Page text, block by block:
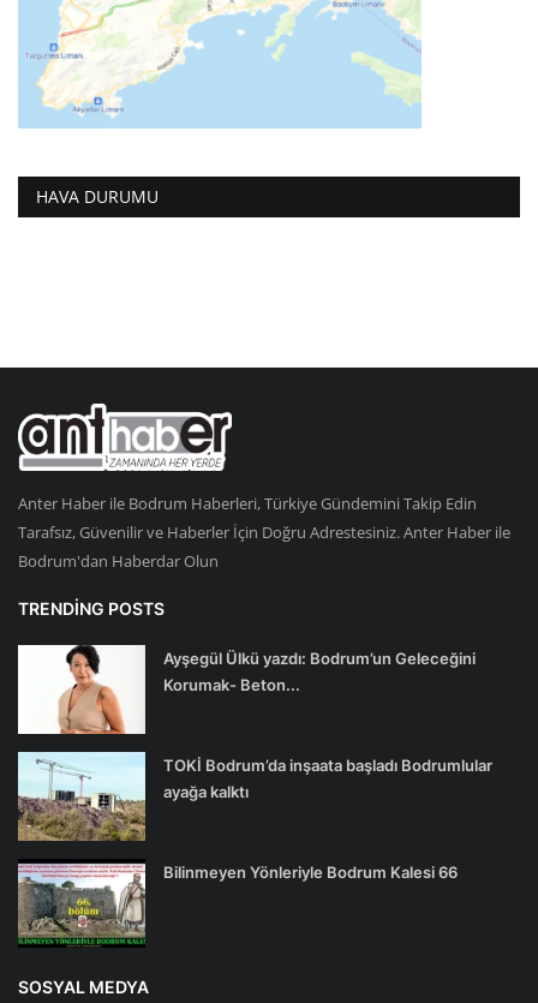
HAVA DURUMU
Anter Haber ile Bodrum Haberleri, Türkiye Gündemini Takip Edin
Tarafsız, Güvenilir ve Haberler İçin Doğru Adrestesiniz. Anter Haber ile
Bodrum'dan Haberdar Olun
TRENDING POSTS
Ayşegül Ülkü yazdı: Bodrum’un Geleceğini
Korumak- Beton...
TOKİ Bodrum’da inşaata başladı Bodrumlular
ayağa kalktı
Bilinmeyen Yönleriyle Bodrum Kalesi 66
SOSYAL MEDYA